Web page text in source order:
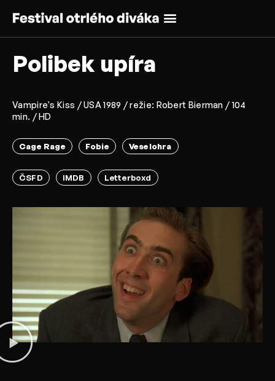
Polibek upíra
Vampire's Kiss / USA 1989 / režie: Robert Bierman / 104
min. / HD
Cage Rage Fobie Veselohra
ČSFD IMDB Letterboxd